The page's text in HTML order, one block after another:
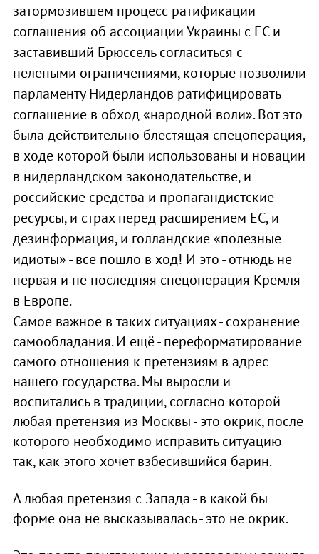
затормозившем процесс ратификации
соглашения об ассоциации Украины с ЕС и
заставивший Брюссель согласиться с
нелепыми ограничениями, которые позволили
парламенту Нидерландов ратифицировать
соглашение в обход «народной воли». Вот это
была действительно блестящая спецоперация,
в ходе которой были использованы и новации
в нидерландском законодательстве, и
российские средства и пропагандистские
ресурсы, и страх перед расширением ЕС, и
дезинформация, и голландские «полезные
идиоты» - все пошло в ход! И это - отнюдь не
первая и не последняя спецоперация Кремля
в Европе.
Самое важное в таких ситуациях - сохранение
самообладания. И ещё - переформатирование
самого отношения к претензиям в адрес
нашего государства. Мы выросли и
воспитались в традиции, согласно которой
любая претензия из Москвы - это окрик, после
которого необходимо исправить ситуацию
так, как этого хочет взбесившийся барин.
А любая претензия с Запада - в какой бы
форме она не высказывалась - это не окрик.